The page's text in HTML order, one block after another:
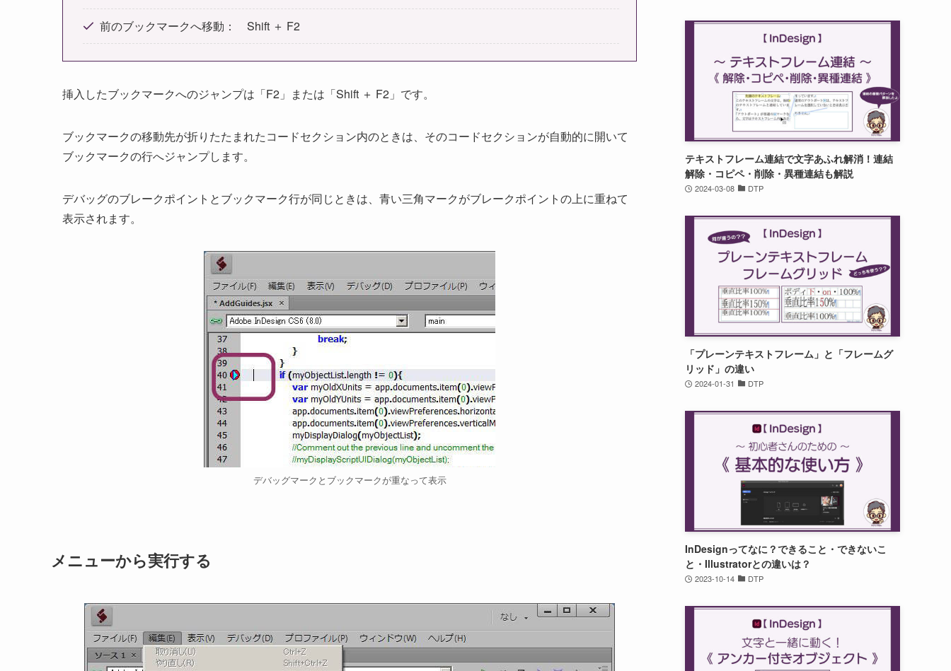
前のブックマークへ移動： Shift ＋ F2
挿入したブックマークへのジャンプは「F2」または「Shift ＋ F2」です。
ブックマークの移動先が折りたたまれたコードセクション内のときは、そのコードセクションが自動的に開いて
ブックマークの行へジャンプします。
デバッグのブレークポイントとブックマーク行が同じときは、青い三角マークがブレークポイントの上に重ねて
表示されます。
デバッグマークとブックマークが重なって表示
メニューから実行する
テキストフレーム連結で文字あふれ解消！連結
解除・コピペ・削除・異種連結も解説
2024-03-08 DTP
「プレーンテキストフレーム」と「フレームグ
リッド」の違い
2024-01-31 DTP
InDesignってなに？できること・できないこ
と・Illustratorとの違いは？
2023-10-14 DTP